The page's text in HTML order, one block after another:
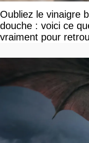
Oubliez le vinaigre
douche : voici ce
vraiment pour